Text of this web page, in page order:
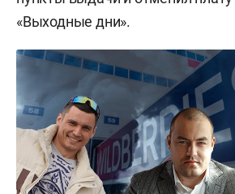
«Выходные дни».